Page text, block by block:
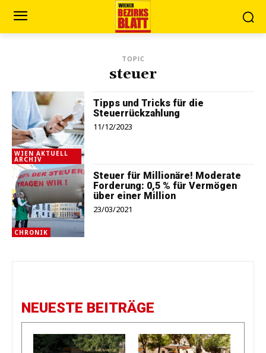
TOPIC
steuer
WIEN AKTUELL
ARCHIV
Tipps und Tricks für die
Steuerrückzahlung
11/12/2023
CHRONIK
Steuer für Millionäre! Moderate
Forderung: 0,5 % für Vermögen
über einer Million
23/03/2021
NEUESTE BEITRÄGE